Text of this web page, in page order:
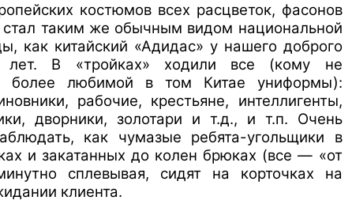
костюмов всех расцветок, фасонов
таким же обычным видом национальной
как китайский «Адидас» у нашего доброго
лет. В «тройках» ходили все (кому не
более любимой в том Китае униформы):
рабочие, крестьяне, интеллигенты,
дворники, золотари и т.д., и т.п. Очень
как чумазые ребята-угольщики в
и закатанных до колен брюках (все — «от
сплевывая, сидят на корточках на
клиента.